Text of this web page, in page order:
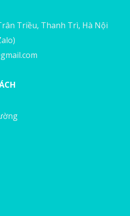
Triều, Thanh Trì, Hà Nội